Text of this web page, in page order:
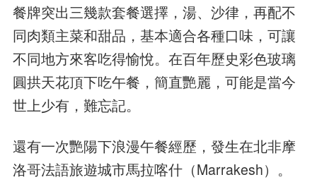
餐牌突出三幾款套餐選擇，湯、沙律，再配不
同肉類主菜和甜品，基本適合各種口味，可讓
不同地方來客吃得愉悅。在百年歷史彩色玻璃
圓拱天花頂下吃午餐，簡直艷麗，可能是當今
世上少有，難忘記。
還有一次艷陽下浪漫午餐經歷，發生在北非摩
洛哥法語旅遊城市馬拉喀什（Marrakesh）。